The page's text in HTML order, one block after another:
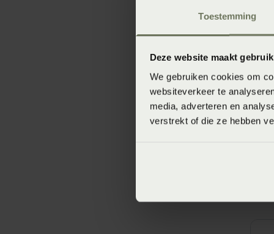
Toestemming
Deze website maakt
We gebruiken cookies om
websiteverkeer te
media, adverteren en
verstrekt of die ze hebben